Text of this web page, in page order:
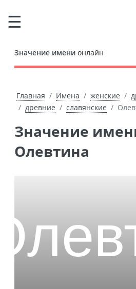
Значение имени онлайн
Главная Имена женские
древние
славянские
Значение имени
Олевтина